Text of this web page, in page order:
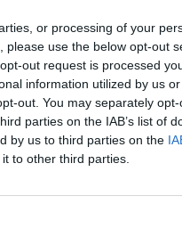
or processing of your
use the below opt-out
out request is processed
information utilized by us
out. You may separately
parties on the IAB’s list of
by us to third parties on the
to other third parties.
—
—
1.528.193
per dipendente